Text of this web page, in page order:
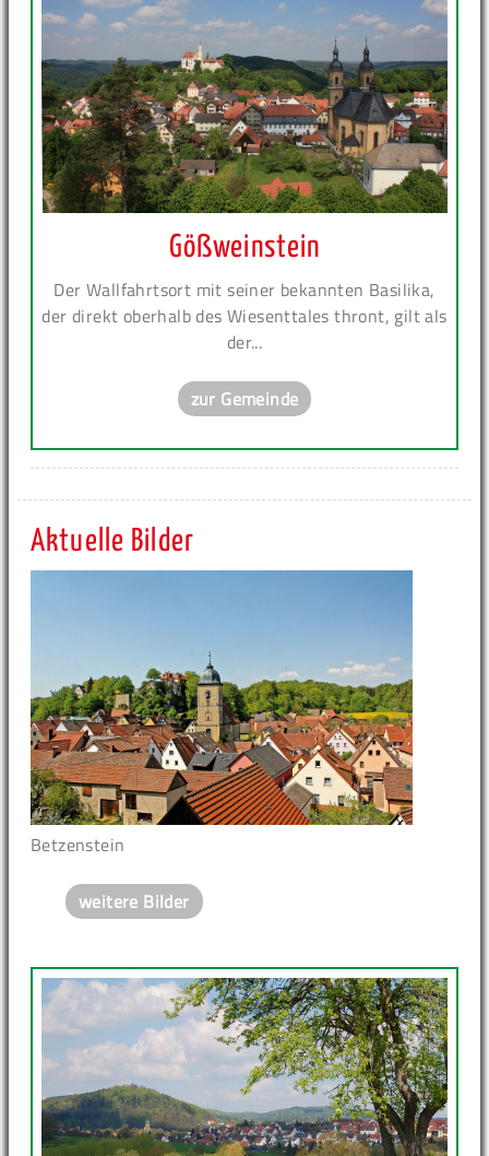
Gößweinstein
Der Wallfahrtsort mit seiner bekannten Basilika,
der direkt oberhalb des Wiesenttales thront, gilt als
der...
zur Gemeinde
Aktuelle Bilder
Betzenstein
weitere Bilder